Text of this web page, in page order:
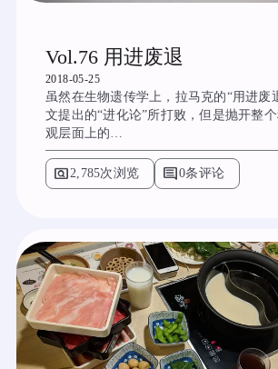
Vol.76 用进废退
2018-05-25
虽然在生物遗传学上，拉马克的“用进废
文提出的“进化论”所打败，但是抛开整
观层面上的…
pageview2,785次浏览 comment0条评论